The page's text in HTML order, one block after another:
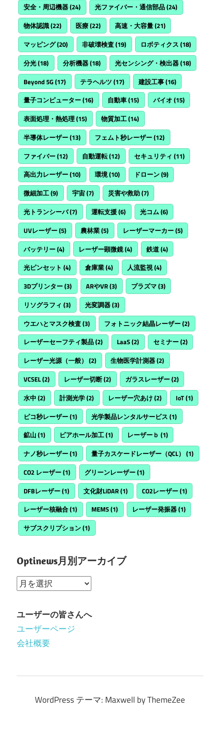
安全・周辺機器(24) 光ファイバー・通信部品(24)
物体認識(22) 医療(22) 高速・大容量(21)
マッピング(20) 非破壊検査(19) ロボティクス (18)
分光(18) 分析機器(18) 光センシング・検出器(18)
Beyond 5G(17) テラヘルツ (17) 建設工事(16)
量子コンピューター(16) 自動車(15) バイオ (15)
表面処理・熱処理(15) 物質加工(14)
半導体レーザー(13) フェムト秒レーザー(12)
ファイバー(12) 自動運転(12) セキュリティ (11)
高出力レーザー(10) 環境(10) ドローン(9)
微細加工(9) 宇宙(7) 災害や救助(7)
光トランシーバ(7) 運転支援(6) 光コム(6)
UVレーザー(5) 農林業(5) レーザーマーカー(5)
バッテリー(4) レーザー顕微鏡(4) 鉄道(4)
光ピンセット (4) 倉庫業(4) 人流監視(4)
3Dプリンター(3) ARやVR(3) プラズマ(3)
リソグラフィ (3) 光変調器(3)
ウエハとマスク検査(3) フォトニック結晶レーザー(2)
レーザーセーフティ製品(2) LaaS(2) セミナー(2)
レーザー光源（一般） (2) 生物医学計測器(2)
VCSEL(2) レーザー切断(2) ガラスレーザー(2)
水中 (2) 計測光学(2) レーザー穴あけ(2) IoT(1)
ピコ秒レーザー(1) 光学製品レンタルサービス (1)
鉱山 (1) ビアホール加工(1) レーザーｂ (1)
ナノ秒レーザー(1) 量子カスケードレーザー（QCL） (1)
CO2 レーザー(1) グリーンレーザー(1)
DFBレーザー(1) 文化財LiDAR(1) CO2レーザー(1)
レーザー核融合(1) MEMS(1) レーザー発振器(1)
サブスクリプション(1)
Optinews月別アーカイブ
Optinews
別
ア
ー
ユーザーの皆さんへ
ユーザーページ
会社概要
WordPress テーマ: Maxwell by ThemeZee